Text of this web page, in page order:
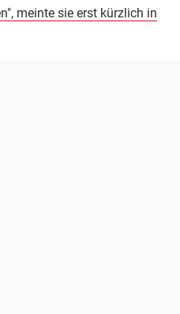
meinte sie erst kürzlich in